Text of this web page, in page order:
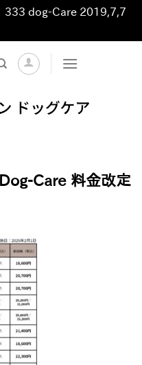
333 dog-Care 2019,7,7
Care 料金改定